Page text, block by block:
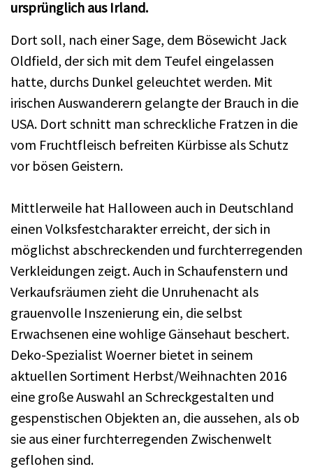
ursprünglich aus Irland.
Dort soll, nach einer Sage, dem Bösewicht Jack
Oldfield, der sich mit dem Teufel eingelassen
hatte, durchs Dunkel geleuchtet werden. Mit
irischen Auswanderern gelangte der Brauch in die
USA. Dort schnitt man schreckliche Fratzen in die
vom Fruchtfleisch befreiten Kürbisse als Schutz
vor bösen Geistern.
Mittlerweile hat Halloween auch in Deutschland
einen Volksfestcharakter erreicht, der sich in
möglichst abschreckenden und furchterregenden
Verkleidungen zeigt. Auch in Schaufenstern und
Verkaufsräumen zieht die Unruhenacht als
grauenvolle Inszenierung ein, die selbst
Erwachsenen eine wohlige Gänsehaut beschert.
Deko-Spezialist Woerner bietet in seinem
aktuellen Sortiment Herbst/Weihnachten 2016
eine große Auswahl an Schreckgestalten und
gespenstischen Objekten an, die aussehen, als ob
sie aus einer furchterregenden Zwischenwelt
geflohen sind.